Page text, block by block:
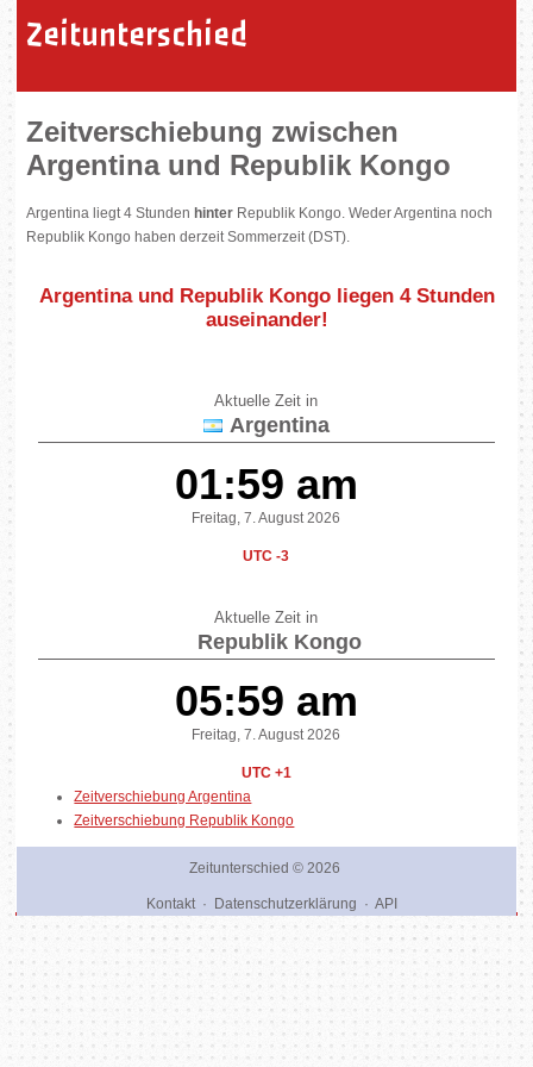
Zeitunterschied
Zeitverschiebung zwischen
Argentina und Republik Kongo
Argentina liegt 4 Stundenhinter Republik Kongo. Weder Argentina noch
Republik Kongo haben derzeit Sommerzeit (DST).
Argentina und Republik Kongo liegen 4 Stunden
auseinander!
Aktuelle Zeit in
Argentina
01:59 am
Freitag, 7. August 2026
UTC -3
Aktuelle Zeit in
Republik Kongo
05:59 am
Freitag, 7. August 2026
UTC +1
Zeitverschiebung Argentina
Zeitverschiebung Republik Kongo
Zeitunterschied © 2026
Kontakt· Datenschutzerklärung · API